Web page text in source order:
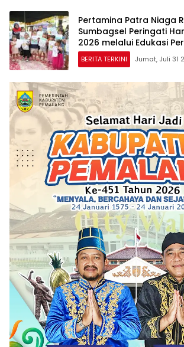
Pertamina Patra Niaga
Sumbagsel Peringati
2026 melalui Edukasi
dan Penguatan Posyandu
BERITA TERKINI Jumat, Juli 31